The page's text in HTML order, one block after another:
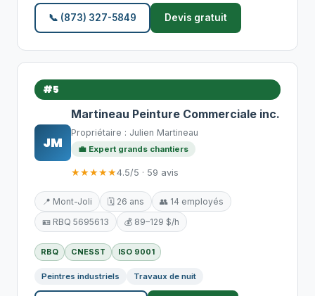
📞 (873) 327-5849 Devis gratuit
#5
JM
Martineau Peinture Commerciale inc.
Propriétaire : Julien Martineau
💼 Expert grands chantiers
★★★★★4.5/5 · 59 avis
📍 Mont-Joli 🗓️ 26 ans
👥 14 employés
🪪 RBQ 5695613
💰 89–129 $/h
RBQ CNESST ISO 9001
Peintres industriels Travaux de nuit